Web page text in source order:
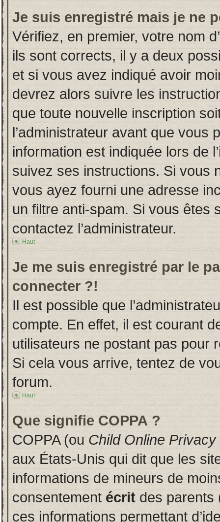
Je suis enregistré mais je ne
Vérifiez, en premier, votre nom
ils sont corrects, il y a deux
et si vous avez indiqué avoir
devrez alors suivre les
que toute nouvelle inscription
l’administrateur avant que vous
information est indiquée lors de
suivez ses instructions. Si vous
vous ayez fourni une adresse
un filtre anti-spam. Si vous êtes
contactez l’administrateur.
Haut
Je me suis enregistré par le
connecter ?!
Il est possible que
compte. En effet, il est courant
utilisateurs ne postant pas pour
Si cela vous arrive, tentez de
forum.
Haut
Que signifie COPPA ?
COPPA (ou Child Online
aux États-Unis qui dit que les
informations de mineurs de
consentement écrit des parents
ces informations permettant